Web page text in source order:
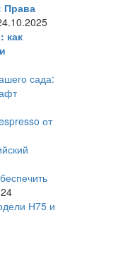
Права
как
сада:
от
Н75 и